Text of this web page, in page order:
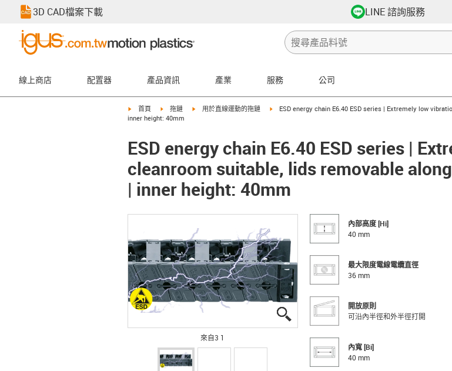
3D CAD檔案下載 LINE 諮詢服務
線上商店 配置器 產品資訊 產業 服務 公司
igus-icon-arrow-right
首頁 igus-icon-arrow-right
拖鏈 igus-icon-arrow-right
用於直線運動的拖鏈 igus-icon-arrow-right
ESD energy chain E6.40 ESD series | Extremely low
inner height: 40mm
ESD energy chain E6.40 ESD series |
cleanroom suitable, lids removable
| inner height: 40mm
igus-icon-lupe
igus-icon-lupe
igus-icon-lupe
來自3 1
內部高度 [Hi]
40 mm
最大限度電線電纜直徑
36 mm
開放原則
可沿內半徑和外半徑打開
內寬 [Bi]
40 mm